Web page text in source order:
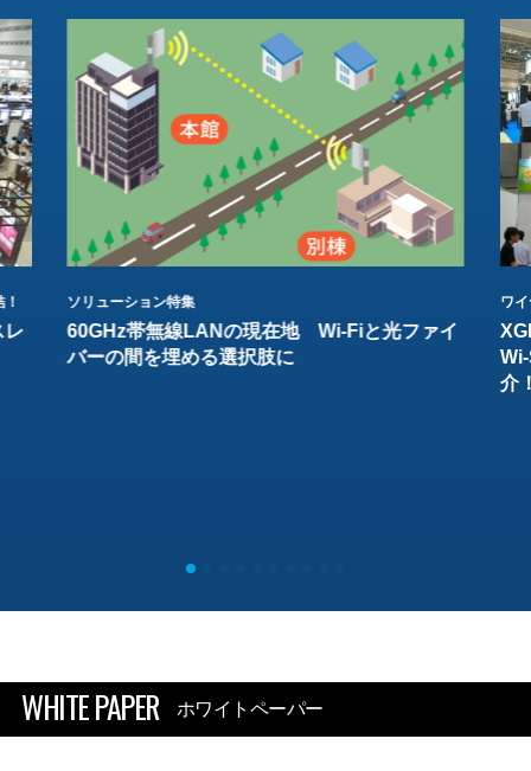
レ
ソリューション特集
60GHz帯無線LANの現在地 Wi-Fiと光ファイ
バーの間を埋める選択肢に
ワ
介
WHITE PAPER ホワイトペーパー